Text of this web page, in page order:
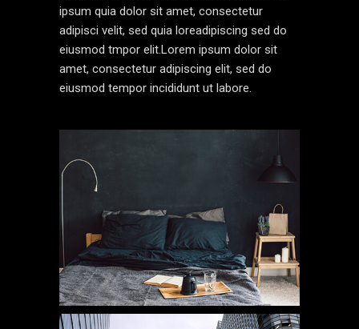
ipsum quia dolor sit amet, consectetur
adipisci velit, sed quia loreadipiscing sed do
eiusmod tmpor elit.Lorem ipsum dolor sit
amet, consectetur adipiscing elit, sed do
eiusmod tempor incididunt ut labore.